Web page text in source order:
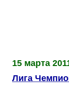
15 марта
Лига